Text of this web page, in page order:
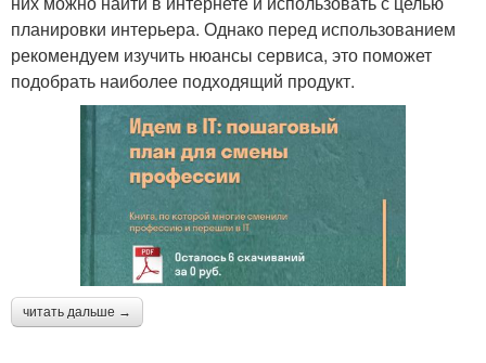
планировки интерьера. Однако перед использованием
рекомендуем изучить нюансы сервиса, это поможет
подобрать наиболее подходящий продукт.
читать дальше →